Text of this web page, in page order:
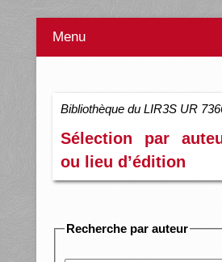
Menu
Bibliothèque du LIR3S UR
Sélection par
ou lieu d’édition
Recherche par auteur